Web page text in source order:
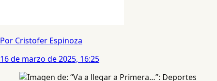
Por Cristofer Espinoza
16 de marzo de 2025, 16:25